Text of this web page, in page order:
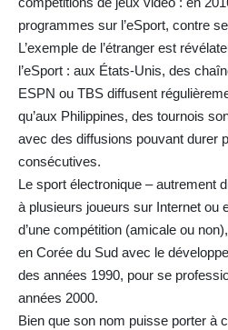
programmes sur l’eSport, contre
L’exemple de l’étranger est
l’eSport : aux États-Unis, des
ESPN ou TBS diffusent
qu’aux Philippines, des tournois
avec des diffusions pouvant durer
consécutives.
Le sport électronique – autrement
à plusieurs joueurs sur Internet ou
d’une compétition (amicale ou
en Corée du Sud avec le
des années 1990, pour se
années 2000.
Bien que son nom puisse porter à